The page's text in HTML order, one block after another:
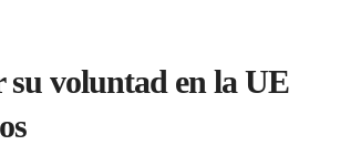
voluntad en la UE